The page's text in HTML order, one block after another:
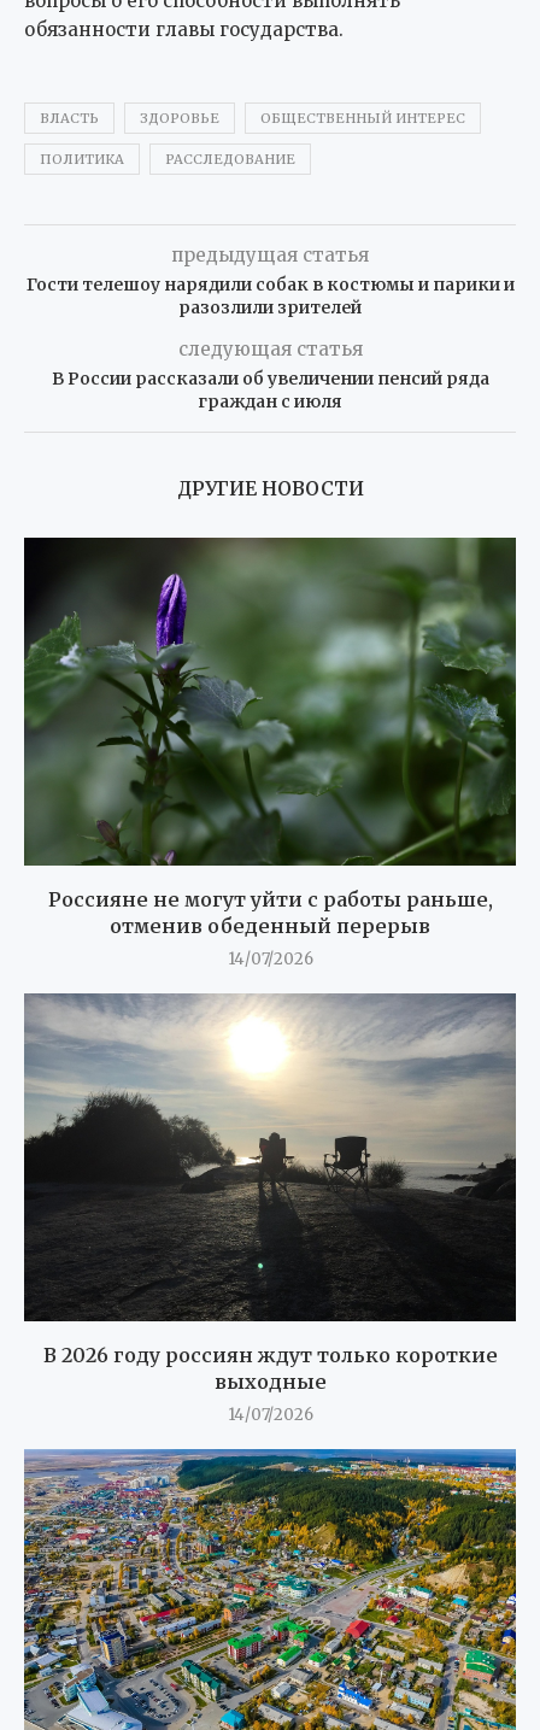
обязанности главы государства.
ВЛАСТЬ ЗДОРОВЬЕ ОБЩЕСТВЕННЫЙ ИНТЕРЕС
ПОЛИТИКА РАССЛЕДОВАНИЕ
предыдущая статья
Гости телешоу нарядили собак в костюмы и парики и
разозлили зрителей
следующая статья
В России рассказали об увеличении пенсий ряда
граждан с июля
ДРУГИЕ НОВОСТИ
Россияне не могут уйти с работы раньше,
отменив обеденный перерыв
14/07/2026
В 2026 году россиян ждут только короткие
выходные
14/07/2026